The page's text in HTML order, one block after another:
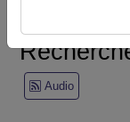
Archivage
Audio